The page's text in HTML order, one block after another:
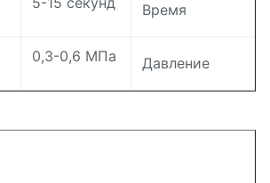
Время
0,3-0,6 МПа Давление